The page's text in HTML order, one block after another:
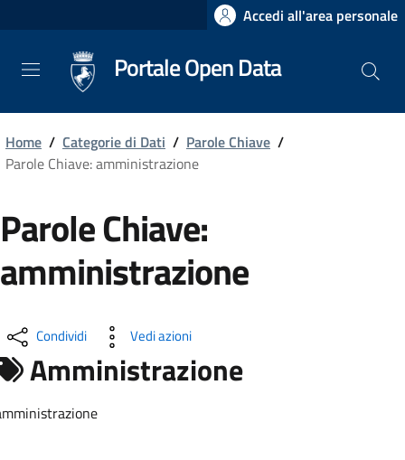
al
principale
Accedi all'area personale
Portale Open Data
Home / Categorie di Dati / Parole Chiave /
Parole Chiave: amministrazione
Parole Chiave:
amministrazione
Condividi Vedi azioni
Amministrazione